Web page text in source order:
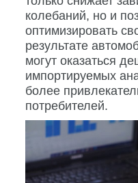
колебаний, но и
оптимизировать
результате
могут оказаться
импортируемых
более
потребителей.